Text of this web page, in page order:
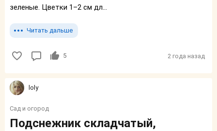
зеленые. Цветки 1–2 см дл...
Читать дальше
5 2 года назад
loly
Сад и огород
Подснежник складчатый,